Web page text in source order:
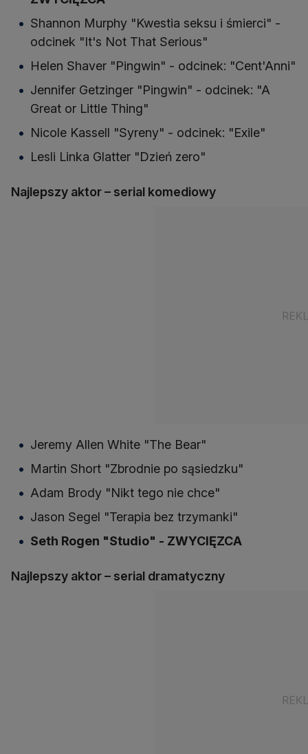
Shannon Murphy "Kwestia seksu i śmierci" -
odcinek "It's Not That Serious"
Helen Shaver "Pingwin" - odcinek: "Cent'Anni"
Jennifer Getzinger "Pingwin" - odcinek: "A
Great or Little Thing"
Nicole Kassell "Syreny" - odcinek: "Exile"
Lesli Linka Glatter "Dzień zero"
Najlepszy aktor – serial komediowy
Jeremy Allen White "The Bear"
Martin Short "Zbrodnie po sąsiedzku"
Adam Brody "Nikt tego nie chce"
Jason Segel "Terapia bez trzymanki"
Seth Rogen "Studio" - ZWYCIĘZCA
Najlepszy aktor – serial dramatyczny